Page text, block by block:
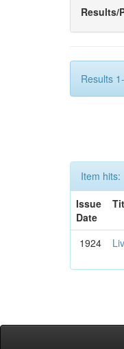
Results/
Results
Item hits:
Issue
Date
1924